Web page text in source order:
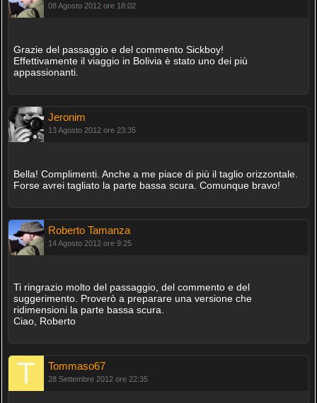
08 Agosto 2012 ore 18:02
Grazie del passaggio e del commento Sickboy!
Effettivamente il viaggio in Bolivia è stato uno dei più
appassionanti.
Jeronim
13 Agosto 2012 ore 23:35
Bella! Complimenti. Anche a me piace di più il taglio orizzontale.
Forse avrei tagliato la parte bassa scura. Comunque bravo!
Roberto Tamanza
14 Agosto 2012 ore 9:25
Ti ringrazio molto del passaggio, del commento e del
suggerimento. Proverò a preparare una versione che
ridimensioni la parte bassa scura.
Ciao, Roberto
Tommaso67
28 Settembre 2012 ore 22:35